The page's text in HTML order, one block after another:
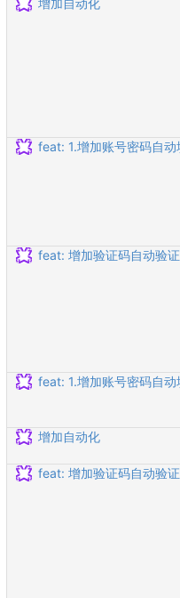
增加自动化
feat: 增加验证码自动验证
增加自动化
feat: 增加验证码自动验证